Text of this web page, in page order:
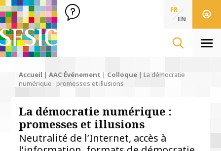
SFSIC Société Française des Sciences de l'Information & de
Société Française des Sciences
de l'Information
FR
EN
Accueil | AAC Événement | Colloque | La démocratie
numérique : promesses et illusions
La démocratie numérique :
promesses et illusions
Neutralité de l’Internet, accès à